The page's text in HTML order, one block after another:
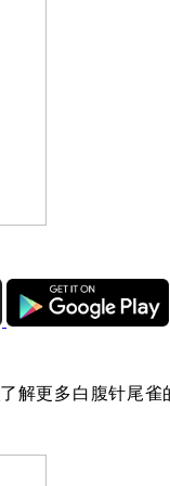
了解更多白腹针尾雀